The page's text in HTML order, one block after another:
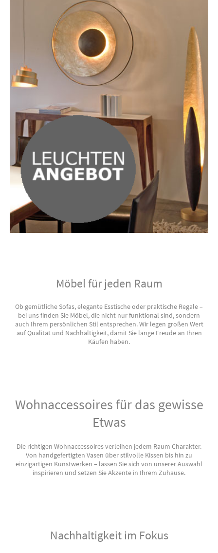
Möbel für jeden Raum
Ob gemütliche Sofas, elegante Esstische oder praktische Regale –
bei uns finden Sie Möbel, die nicht nur funktional sind, sondern
auch Ihrem persönlichen Stil entsprechen. Wir legen großen Wert
auf Qualität und Nachhaltigkeit, damit Sie lange Freude an Ihren
Käufen haben.
Wohnaccessoires für das gewisse
Etwas
Die richtigen Wohnaccessoires verleihen jedem Raum Charakter.
Von handgefertigten Vasen über stilvolle Kissen bis hin zu
einzigartigen Kunstwerken – lassen Sie sich von unserer Auswahl
inspirieren und setzen Sie Akzente in Ihrem Zuhause.
Nachhaltigkeit im Fokus